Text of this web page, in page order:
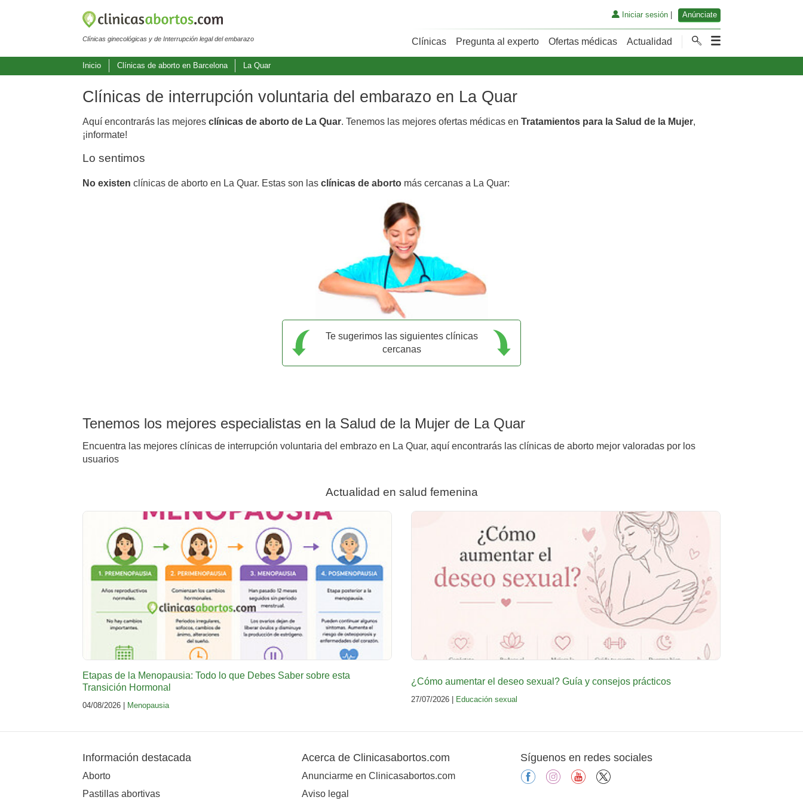
Clínicas ginecológicas y de Interrupción legal del embarazo
Iniciar sesión| Anúnciate
Clínicas Pregunta al experto Ofertas médicas Actualidad
Inicio Clínicas de aborto en Barcelona La Quar
Clínicas de interrupción voluntaria del embarazo en La Quar
Aquí encontrarás las mejores clínicas de aborto de La Quar. Tenemos las mejores ofertas médicas en Tratamientos para la Salud de la Mujer,
¡informate!
Lo sentimos
No existen clínicas de aborto en La Quar. Estas son las clínicas de aborto más cercanas a La Quar:
Te sugerimos las siguientes clínicas
cercanas
Tenemos los mejores especialistas en la Salud de la Mujer de La Quar
Encuentra las mejores clínicas de interrupción voluntaria del embrazo en La Quar, aquí encontrarás las clínicas de aborto mejor valoradas por los
usuarios
Actualidad en salud femenina
Etapas de la Menopausia: Todo lo que Debes Saber sobre esta
Transición Hormonal
04/08/2026 | Menopausia
¿Cómo aumentar el deseo sexual? Guía y consejos prácticos
27/07/2026 | Educación sexual
Información destacada
Aborto
Pastillas abortivas
Acerca de Clinicasabortos.com
Anunciarme en Clinicasabortos.com
Aviso legal
Síguenos en redes sociales
facebookinstagramyoutube